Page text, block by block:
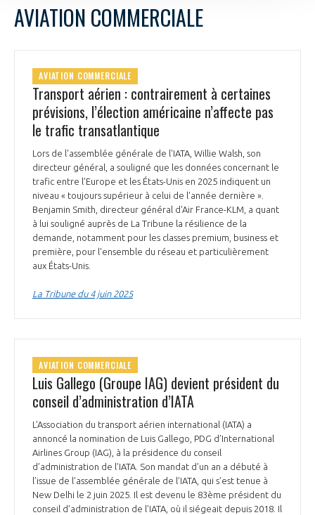
AVIATION COMMERCIALE
AVIATION COMMERCIALE
Transport aérien : contrairement à certaines
prévisions, l’élection américaine n’affecte pas
le trafic transatlantique
Lors de l'assemblée générale de l'IATA, Willie Walsh, son
directeur général, a souligné que les données concernant le
trafic entre l’Europe et les États-Unis en 2025 indiquent un
niveau « toujours supérieur à celui de l'année dernière ».
Benjamin Smith, directeur général d'Air France-KLM, a quant
à lui souligné auprès de La Tribune la résilience de la
demande, notamment pour les classes premium, business et
première, pour l'ensemble du réseau et particulièrement
aux États-Unis.
La Tribune du 4 juin 2025
AVIATION COMMERCIALE
Luis Gallego (Groupe IAG) devient président du
conseil d’administration d’IATA
L’Association du transport aérien international (IATA) a
annoncé la nomination de Luis Gallego, PDG d’International
Airlines Group (IAG), à la présidence du conseil
d’administration de l’IATA. Son mandat d’un an a débuté à
l’issue de l’assemblée générale de l’IATA, qui s’est tenue à
New Delhi le 2 juin 2025. Il est devenu le 83ème président du
conseil d’administration de l’IATA, où il siégeait depuis 2018. Il